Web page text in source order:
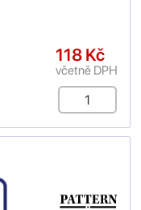
118 Kč
včetně DPH